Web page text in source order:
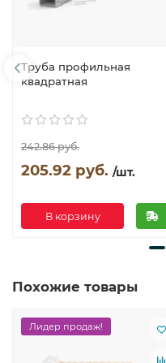
Труба профильная
квадратная
242.86 руб.
205.92 руб. /шт.
В корзину
Похожие товары
Лидер продаж!